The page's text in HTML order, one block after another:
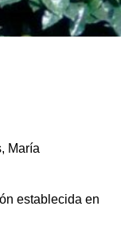
María
establecida en